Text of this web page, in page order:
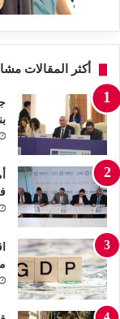
أكثر المقالات